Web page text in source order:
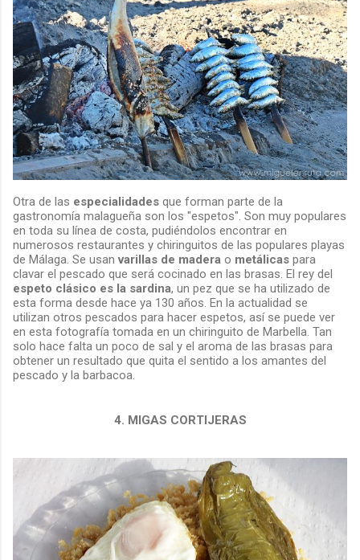
Otra de las especialidades que forman parte de la
gastronomía malagueña son los "espetos". Son muy populares
en toda su línea de costa, pudiéndolos encontrar en
numerosos restaurantes y chiringuitos de las populares playas
de Málaga. Se usanvarillas de madera o metálicas para
clavar el pescado que será cocinado en las brasas. El rey del
espeto clásico es la sardina, un pez que se ha utilizado de
esta forma desde hace ya 130 años. En la actualidad se
utilizan otros pescados para hacer espetos, así se puede ver
en esta fotografía tomada en un chiringuito de Marbella. Tan
solo hace falta un poco de sal y el aroma de las brasas para
obtener un resultado que quita el sentido a los amantes del
pescado y la barbacoa.
4. MIGAS CORTIJERAS